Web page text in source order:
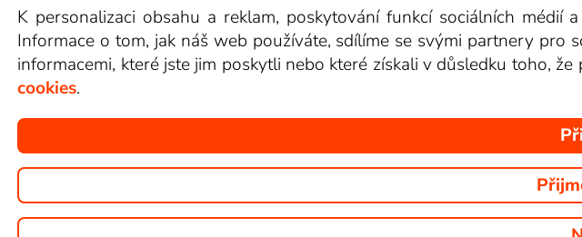
Copyright © goNET s.r.o. Na tomto webu jsou
K personalizaci obsahu a reklam, poskytování funkcí sociálních médií
Informace o tom, jak náš web používáte, sdílíme se svými partnery pro
informacemi, které jste jim poskytli nebo které získali v důsledku toho,
cookies.